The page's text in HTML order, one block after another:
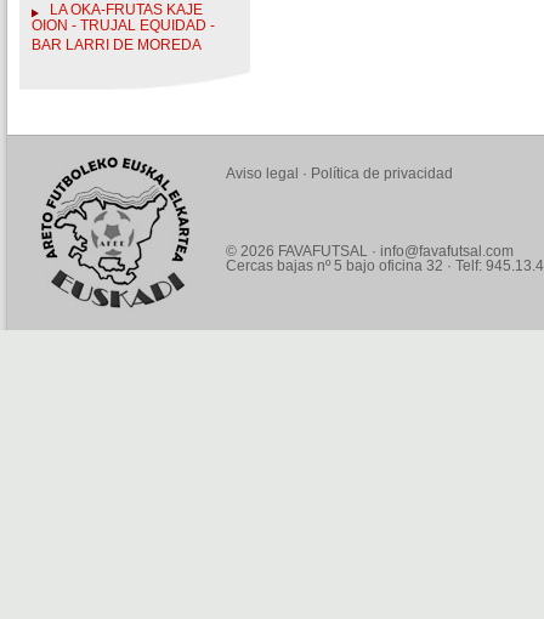
LA OKA-FRUTAS KAJE
OION - TRUJAL EQUIDAD -
BAR LARRI DE MOREDA
Aviso legal · Política de privacidad
© 2026 FAVAFUTSAL · info@favafutsal.com
Cercas bajas nº 5 bajo oficina 32 · Telf: